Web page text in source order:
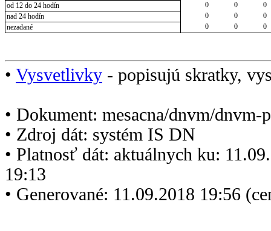
od 12 do 24 hodín
0 0
0
nad 24 hodín
0 0
0
nezadané
0 0 0
• Vysvetlivky - popisujú skratky,
• Dokument: mesacna/dnvm/dnvm-
• Zdroj dát: systém IS DN
• Platnosť dát: aktuálnych ku:
19:13
• Generované: 11.09.2018 19:56